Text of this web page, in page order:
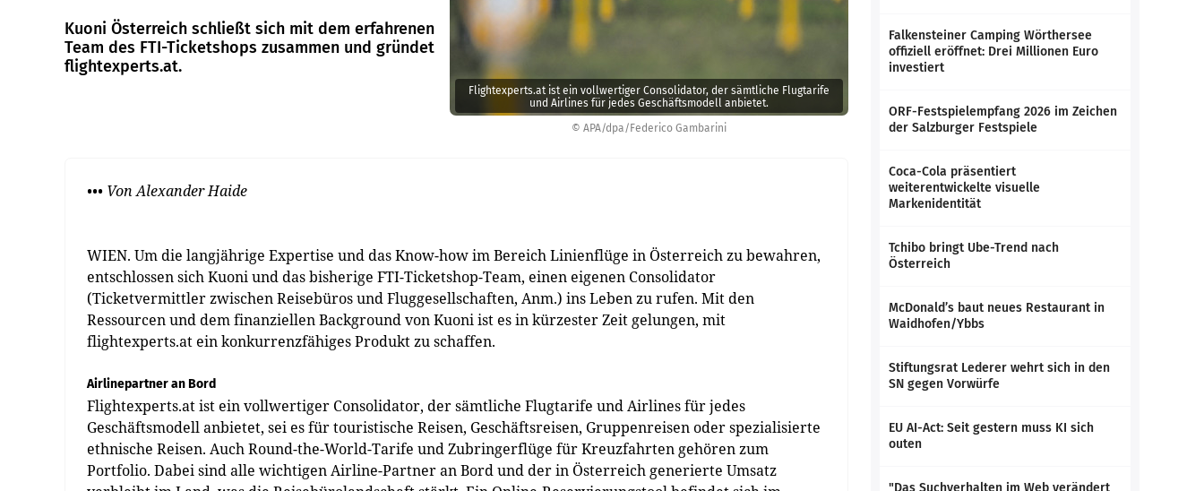
© APA/dpa/Federico Gambarini
Flightexperts.at ist ein vollwertiger Consolidator, der sämtliche Flugtarife
und Airlines für jedes Geschäftsmodell anbietet.
Kuoni Österreich schließt sich mit dem erfahrenen
Team des FTI-Ticketshops zusammen und gründet
flightexperts.at.
••• Von Alexander Haide
WIEN. Um die langjährige Expertise und das Know-how im Bereich Linienflüge in Österreich zu bewahren,
entschlossen sich Kuoni und das bisherige FTI-Ticketshop-Team, einen eigenen Consolidator
(Ticketvermittler zwischen Reisebüros und Fluggesellschaften, Anm.) ins Leben zu rufen. Mit den
Ressourcen und dem finanziellen Background von Kuoni ist es in kürzester Zeit gelungen, mit
flightexperts.at ein konkurrenzfähiges Produkt zu schaffen.
Airlinepartner an Bord
Flightexperts.at ist ein vollwertiger Consolidator, der sämtliche Flugtarife und Airlines für jedes
Geschäftsmodell anbietet, sei es für touristische Reisen, Geschäftsreisen, Gruppenreisen oder spezialisierte
ethnische Reisen. Auch Round-the-World-Tarife und Zubringerflüge für Kreuzfahrten gehören zum
Portfolio. Dabei sind alle wichtigen Airline-Partner an Bord und der in Österreich generierte Umsatz
Falkensteiner Camping Wörthersee
offiziell eröffnet: Drei Millionen Euro
investiert
ORF-Festspielempfang 2026 im Zeichen
der Salzburger Festspiele
Coca-Cola präsentiert
weiterentwickelte visuelle
Markenidentität
Tchibo bringt Ube-Trend nach
Österreich
McDonald’s baut neues Restaurant in
Waidhofen/Ybbs
Stiftungsrat Lederer wehrt sich in den
SN gegen Vorwürfe
EU AI-Act: Seit gestern muss KI sich
outen
"Das Suchverhalten im Web verändert